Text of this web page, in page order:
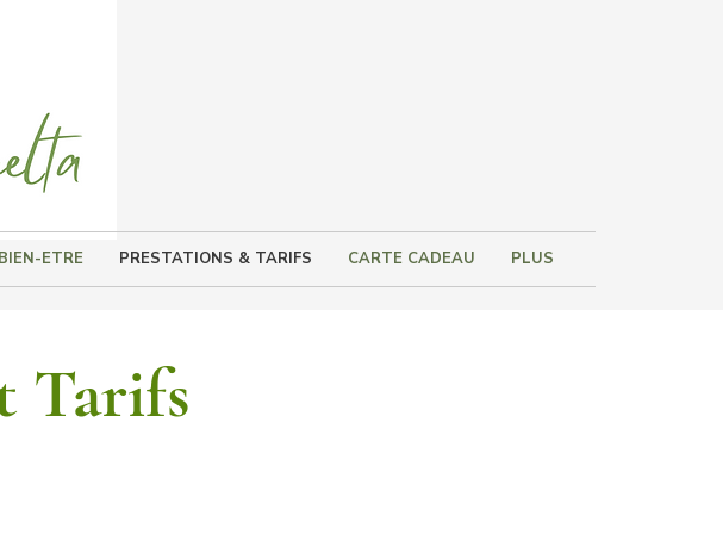
ETRE PRESTATIONS & TARIFS CARTE CADEAU PLUS
Tarifs